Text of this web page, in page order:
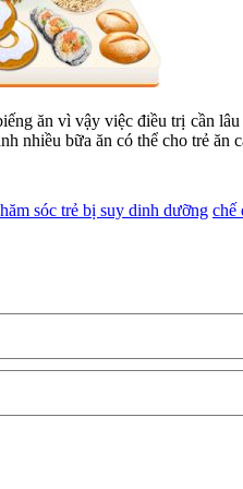
ăn vì vậy việc điều trị cần
nhiều bữa ăn có thể cho trẻ
sóc trẻ bị suy dinh dưỡng chế